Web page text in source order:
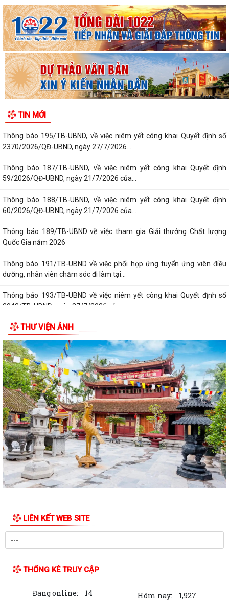
TIN MỚI
Thông báo 195/TB-UBND, về việc niêm yết công khai Quyết định số
2370/2026/QĐ-UBND, ngày 27/7/2026...
Thông báo 187/TB-UBND, về việc niêm yết công khai Quyết định
59/2026/QĐ-UBND, ngày 21/7/2026 của...
Thông báo 188/TB-UBND, về việc niêm yết công khai Quyết định
60/2026/QĐ-UBND, ngày 21/7/2026 của...
Thông báo 189/TB-UBND về việc tham gia Giải thưởng Chất lượng
Quốc Gia năm 2026
Thông báo 191/TB-UBND về việc phối hợp ứng tuyển ứng viên điều
dưỡng, nhân viên chăm sóc đi làm tại...
Thông báo 193/TB-UBND về việc niêm yết công khai Quyết định số
2943/TB-UBND, ngày 27/7/2026 của...
THƯ VIỆN ẢNH
LIÊN KẾT WEB SITE
THỐNG KÊ TRUY CẬP
Đang online: 14 Hôm nay:
1,927